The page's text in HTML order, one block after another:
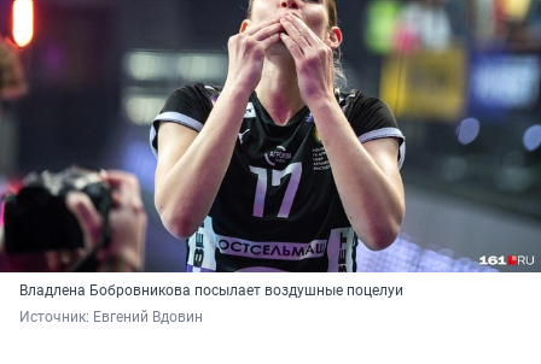
Владлена Бобровникова посылает воздушные поцелуи
Источник: Евгений Вдовин